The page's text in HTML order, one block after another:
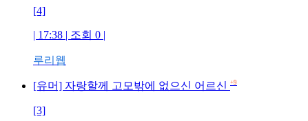
[4]
| 17:38 | 조회 0 |
루리웹
[유머] 자랑할께 고모밖에 없으신 어르신 +9
[3]